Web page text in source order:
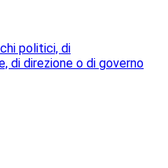
politici, di
di direzione o di governo